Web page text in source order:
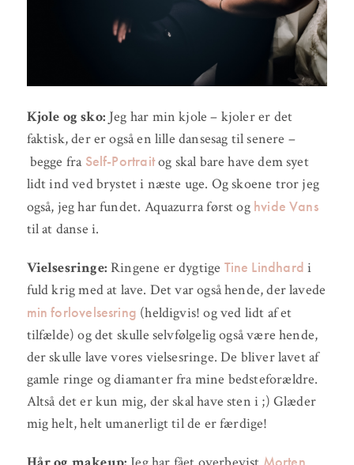
Kjole og sko: Jeg har min kjole – kjoler er det
faktisk, der er også en lille dansesag til senere –
begge fra Self-Portraitog skal bare have dem syet
lidt ind ved brystet i næste uge. Og skoene tror jeg
også, jeg har fundet. Aquazurra først og hvide Vans
til at danse i.
Vielsesringe:Ringene er dygtige Tine Lindhard i
fuld krig med at lave. Det var også hende, der lavede
min forlovelsesring (heldigvis! og ved lidt af et
tilfælde) og det skulle selvfølgelig også være hende,
der skulle lave vores vielsesringe. De bliver lavet af
gamle ringe og diamanter fra mine bedsteforældre.
Altså det er kun mig, der skal have sten i ;) Glæder
mig helt, helt umanerligt til de er færdige!